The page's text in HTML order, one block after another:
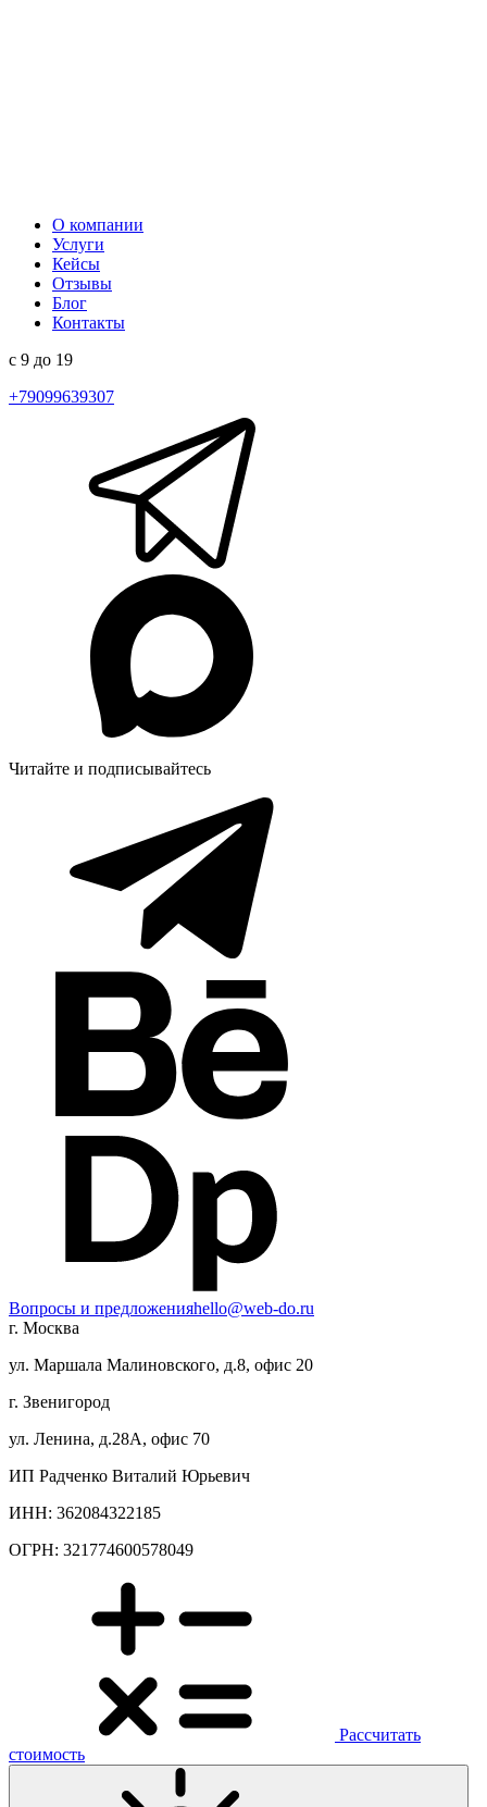
О компании
Услуги
Кейсы
Отзывы
Блог
Контакты
с 9 до 19
+79099639307
Читайте и подписывайтесь
Вопросы и предложенияhello@web-do.ru
г. Москва
ул. Маршала Малиновского, д.8, офис 20
г. Звенигород
ул. Ленина, д.28А, офис 70
ИП Радченко Виталий Юрьевич
ИНН: 362084322185
ОГРН: 321774600578049
Рассчитать
стоимость